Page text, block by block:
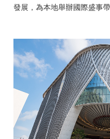
發展，為本地舉辦國際盛事帶